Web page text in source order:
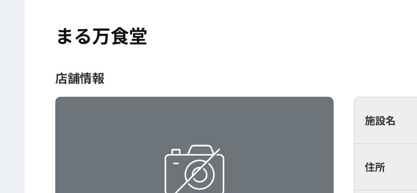
まる万食堂
店舗情報
施設名
住所